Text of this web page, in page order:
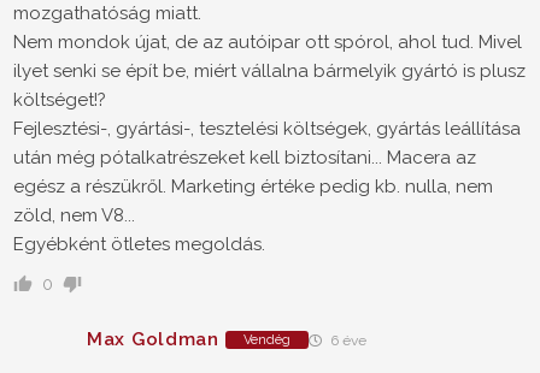
mozgathatóság miatt.
Nem mondok újat, de az autóipar ott spórol, ahol tud. Mivel
ilyet senki se épít be, miért vállalna bármelyik gyártó is plusz
költséget!?
Fejlesztési-, gyártási-, tesztelési költségek, gyártás leállítása
után még pótalkatrészeket kell biztosítani... Macera az
egész a részükről. Marketing értéke pedig kb. nulla, nem
zöld, nem V8...
Egyébként ötletes megoldás.
0
Max Goldman Vendég 6 éve